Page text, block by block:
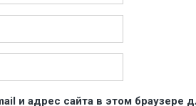
и адрес сайта в этом